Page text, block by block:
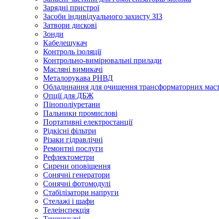
Зарядні пристрої
Засоби індивідуального захисту ЗІЗ
Затвори дискові
Зонди
Кабелешукач
Контроль ізоляції
Контрольно-вимірювальні прилади
Масляні вимикачі
Металорукава РНВД
Обладннання для очищення трансформаторних
Опції для ДБЖ
Пінополіуретани
Пальники промислові
Портативні електростанції
Рідкісні фільтри
Різаки гідравлічні
Ремонтнi послуги
Рефлектометри
Сирени оповіщення
Сонячні генератори
Сонячні фотомодулі
Стабілізатори напруги
Стелажі і шафи
Телеінспекція